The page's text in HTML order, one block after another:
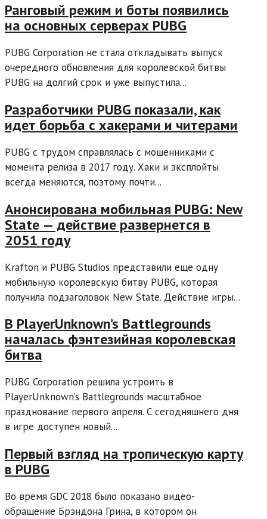
Ранговый режим и боты появились
на основных серверах PUBG
PUBG Corporation не стала откладывать выпуск
очередного обновления для королевской битвы
PUBG на долгий срок и уже выпустила...
Разработчики PUBG показали, как
идет борьба с хакерами и читерами
PUBG с трудом справлялась с мошенниками с
момента релиза в 2017 году. Хаки и эксплойты
всегда меняются, поэтому почти...
Анонсирована мобильная PUBG: New
State — действие развернется в
2051 году
Krafton и PUBG Studios представили еще одну
мобильную королевскую битву PUBG, которая
получила подзаголовок New State. Действие игры...
В PlayerUnknown’s Battlegrounds
началась фэнтезийная королевская
битва
PUBG Corporation решила устроить в
PlayerUnknown’s Battlegrounds масштабное
празднование первого апреля. С сегодняшнего дня
в игре доступен новый...
Первый взгляд на тропическую карту
в PUBG
Во время GDC 2018 было показано видео-
обращение Брэндона Грина, в котором он